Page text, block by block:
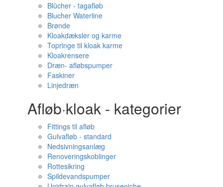
Blücher - tagafløb
Blucher Waterline
Brønde
Kloakdæksler og karme
Topringe til kloak karme
Kloakrensere
Dræn- afløbspumper
Faskiner
Linjedræn
Afløb·kloak - kategorier
Fittings til afløb
Gulvafløb - standard
Nedsivningsanlæg
Renoveringskoblinger
Rottesikring
Spildevandspumper